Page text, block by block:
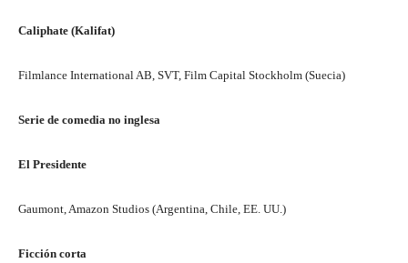
Caliphate (Kalifat)
Filmlance International AB, SVT, Film Capital Stockholm (Suecia)
Serie de comedia no inglesa
El Presidente
Gaumont, Amazon Studios (Argentina, Chile, EE. UU.)
Ficción corta